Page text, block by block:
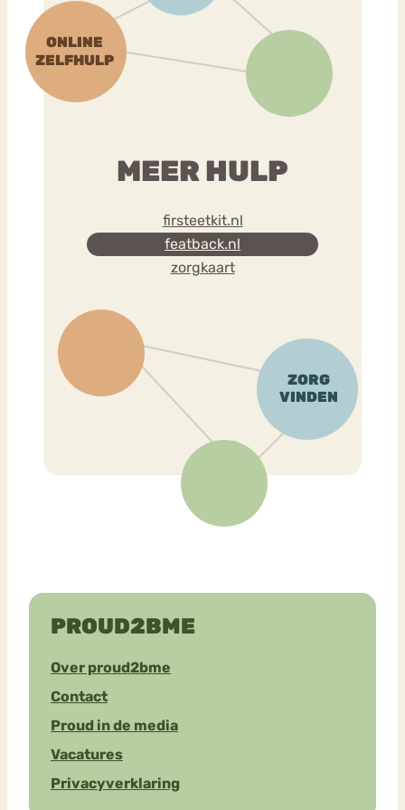
MEER HULP
firsteetkit.nl
featback.nl
zorgkaart
PROUD2BME
Over proud2bme
Contact
Proud in de media
Vacatures
Privacyverklaring